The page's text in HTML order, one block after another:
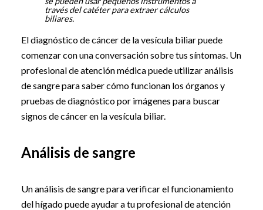
través del catéter para extraer cálculos
biliares.
El diagnóstico de cáncer de la vesícula biliar puede
comenzar con una conversación sobre tus síntomas. Un
profesional de atención médica puede utilizar análisis
de sangre para saber cómo funcionan los órganos y
pruebas de diagnóstico por imágenes para buscar
signos de cáncer en la vesícula biliar.
Análisis de sangre
Un análisis de sangre para verificar el funcionamiento
del hígado puede ayudar a tu profesional de atención